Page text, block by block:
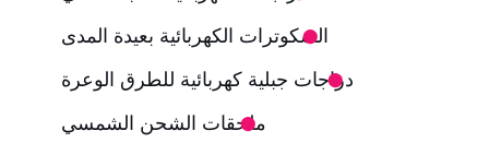
السكوترات الكهربائية بعيدة المدى
دراجات جبلية كهربائية للطرق الوعرة
ملحقات الشحن الشمسي